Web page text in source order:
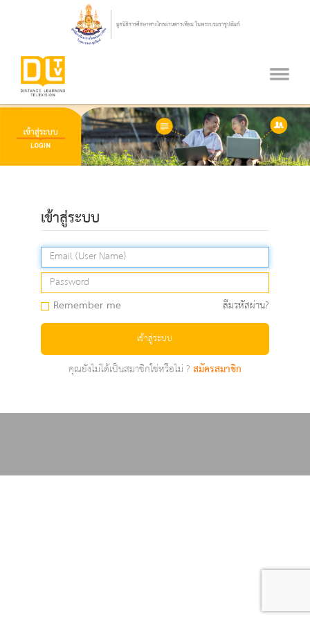
เข้าสู่ระบบ
Remember me ลืมรหัสผ่าน?
เข้าสู่ระบบ
คุณยังไม่ได้เป็นสมาชิกใช่หรือไม่ ?สมัครสมาชิก